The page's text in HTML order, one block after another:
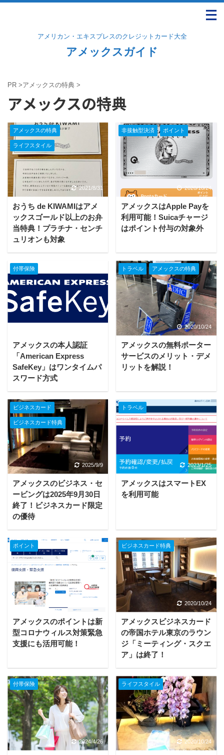
アメリカン・エキスプレスのクレジットカード大全
アメックスガイド
PR >アメックスの特典 >
アメックスの特典
アメックスの特典
ライフスタイル
2021/8/31
おうち de KIWAMIはアメ
ックスゴールド以上のお弁
当特典！プラチナ・センチ
ュリオンも対象
非接触型決済 ポイント
2020/10/24
アメックスはApple Payを
利用可能！Suicaチャージ
はポイント付与の対象外
付帯保険
アメックスの本人認証
「American Express
SafeKey」はワンタイムパ
スワード方式
トラベル アメックスの特典
2020/10/24
アメックスの無料ポーター
サービスのメリット・デメ
リットを解説！
ビジネスカード
ビジネスカード特典
2025/9/9
アメックスのビジネス・セ
ービングは2025年9月30日
終了！ビジネスカード限定
の優待
トラベル
2023/1/25
アメックスはスマートEX
を利用可能
ポイント
アメックスのポイントは新
型コロナウィルス対策緊急
支援にも活用可能！
ビジネスカード特典
2020/10/24
アメックスビジネスカード
の帝国ホテル東京のラウン
ジ「ミーティング・スクエ
ア」は終了！
付帯保険
2024/4/26
ライフスタイル
2020/10/24